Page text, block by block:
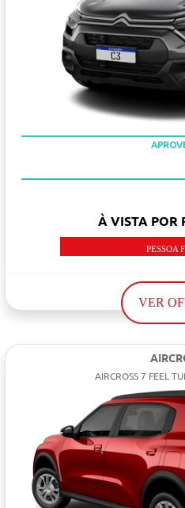
À VISTA POR
PESSOA
VER
AIRCROSS 7 FEEL